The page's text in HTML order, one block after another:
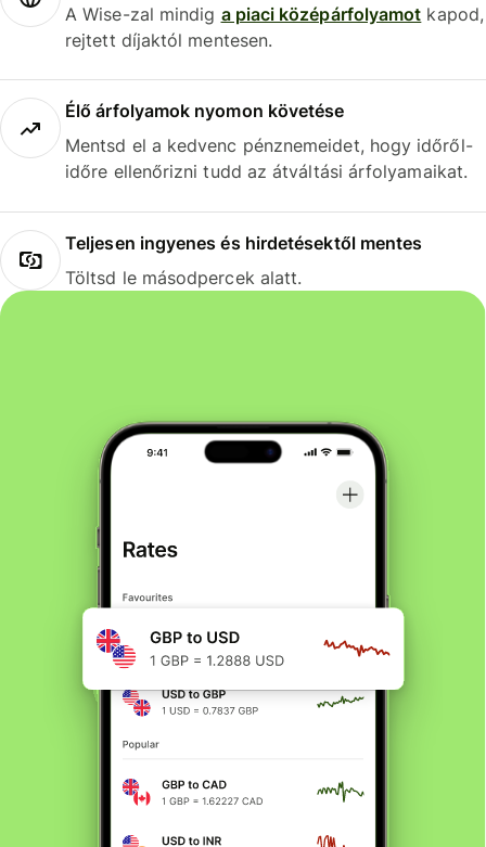
A Wise-zal mindig a piaci középárfolyamot kapod,
rejtett díjaktól mentesen.
Élő árfolyamok nyomon követése
Mentsd el a kedvenc pénznemeidet, hogy időről-
időre ellenőrizni tudd az átváltási árfolyamaikat.
Teljesen ingyenes és hirdetésektől mentes
Töltsd le másodpercek alatt.